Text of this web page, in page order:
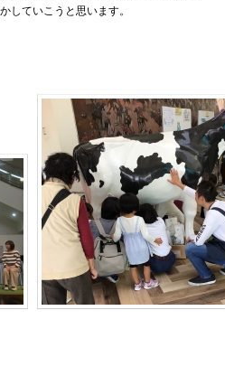
していこうと思います。